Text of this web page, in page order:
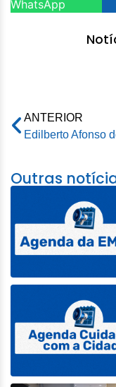
WhatsApp
ANTERIOR
Outras